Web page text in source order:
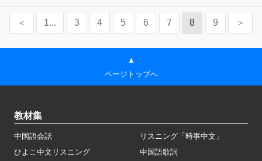
＜ 1... 3 4 5 6 7 8 9 ＞
▲
ページトップへ
教材集
中国語会話
リスニング「時事中文」
ひよこ中文リスニング
中国語歌詞